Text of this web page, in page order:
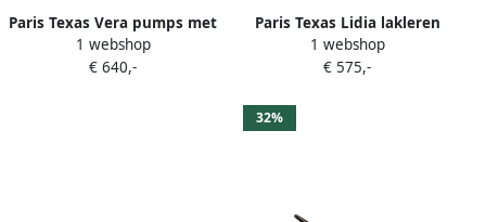
Paris Texas Vera pumps met
python-effect Beige
1 webshop
€ 640,-
Paris Texas Lidia lakleren
slingback pumps Beige
1 webshop
€ 575,-
32%